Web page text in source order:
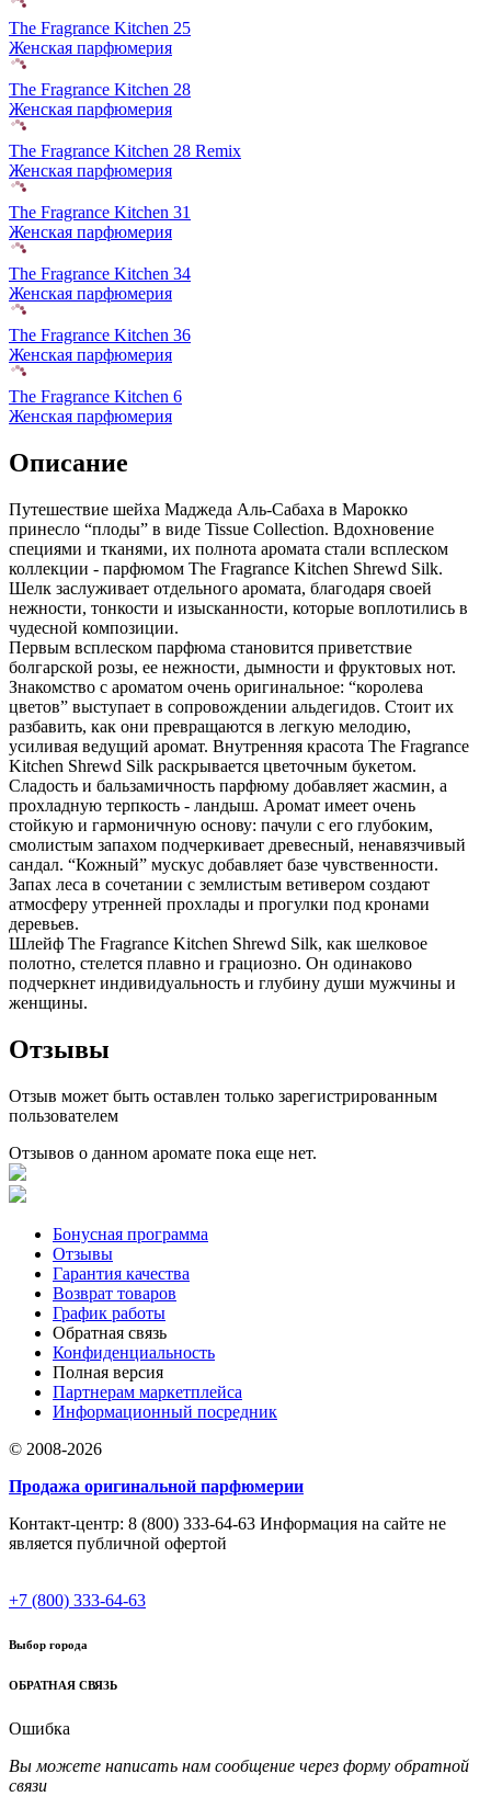
The Fragrance Kitchen 25
Женская парфюмерия
The Fragrance Kitchen 28
Женская парфюмерия
The Fragrance Kitchen 28 Remix
Женская парфюмерия
The Fragrance Kitchen 31
Женская парфюмерия
The Fragrance Kitchen 34
Женская парфюмерия
The Fragrance Kitchen 36
Женская парфюмерия
The Fragrance Kitchen 6
Женская парфюмерия
Описание
Путешествие шейха Маджеда Аль-Сабаха в Марокко
принесло “плоды” в виде Tissue Collection. Вдохновение
специями и тканями, их полнота аромата стали всплеском
коллекции - парфюмом The Fragrance Kitchen Shrewd Silk.
Шелк заслуживает отдельного аромата, благодаря своей
нежности, тонкости и изысканности, которые воплотились в
чудесной композиции.
Первым всплеском парфюма становится приветствие
болгарской розы, ее нежности, дымности и фруктовых нот.
Знакомство с ароматом очень оригинальное: “королева
цветов” выступает в сопровождении альдегидов. Стоит их
разбавить, как они превращаются в легкую мелодию,
усиливая ведущий аромат. Внутренняя красота The Fragrance
Kitchen Shrewd Silk раскрывается цветочным букетом.
Сладость и бальзамичность парфюму добавляет жасмин, а
прохладную терпкость - ландыш. Аромат имеет очень
стойкую и гармоничную основу: пачули с его глубоким,
смолистым запахом подчеркивает древесный, ненавязчивый
сандал. “Кожный” мускус добавляет базе чувственности.
Запах леса в сочетании с землистым ветивером создают
атмосферу утренней прохлады и прогулки под кронами
деревьев.
Шлейф The Fragrance Kitchen Shrewd Silk, как шелковое
полотно, стелется плавно и грациозно. Он одинаково
подчеркнет индивидуальность и глубину души мужчины и
женщины.
Отзывы
Отзыв может быть оставлен только зарегистрированным
пользователем
Отзывов о данном аромате пока еще нет.
Бонусная программа
Отзывы
Гарантия качества
Возврат товаров
График работы
Обратная связь
Конфиденциальность
Полная версия
Партнерам маркетплейса
Информационный посредник
© 2008-2026
Продажа оригинальной парфюмерии
Контакт-центр: 8 (800) 333-64-63 Информация на сайте не
является публичной офертой
+7 (800) 333-64-63
Выбор города
ОБРАТНАЯ СВЯЗЬ
Ошибка
Вы можете написать нам сообщение через форму обратной
связи